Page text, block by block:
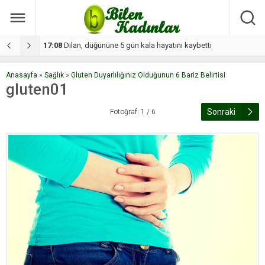
17:08 Dilan, düğününe 5 gün kala hayatını kaybetti
Anasayfa » Sağlık » Gluten Duyarlılığınız Olduğunun 6 Bariz Belirtisi
gluten01
Fotoğraf: 1 / 6 Sonraki